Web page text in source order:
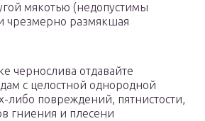
мякотью (недопустимы
и чрезмерно размякшая
чернослива отдавайте
с целостной однородной
либо повреждений, пятнистости,
гниения и плесени